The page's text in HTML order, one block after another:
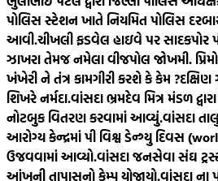
પોલિસ સ્ટેશન ખાતે નિયમિત પોલિસ
આવી.ચીખલી ફડવેલ હાઇવે પર સાદકપોર
ઝાખરા તેમજ નમેલા વીજપોલ જોખમી.
ખંખેરી ને તંત્ર કામગીરી કરશે કે કેમ ?
શિખરે નર્મદા.વાંસદા ભ્રમદેવ મિત્ર મંડળ
નોટબુક વિતરણ કરવામાં આવ્યું.વાંસદા
આરોગ્ય કેન્દ્રમાં પી વિશ્વ ડેન્ગ્યુ દિવસ
ઉજવવામાં આવ્યો.વાંસદા જનસેવા સંઘ
આંખની તાપાસનો કેમ્પ યોજાયો.વાંસદા